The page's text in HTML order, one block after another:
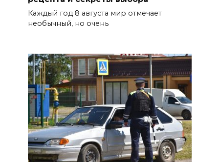
пяти районах Ростовской
области
Дабы счастье семейное
сберечь – спрячьте первое
сорванное яблоко: приметы
на 8 августа
07 августа 2026 22:04
В Железнодорожном районе
Ростова-на-Дону на сутки
Каждый год 8 августа мир отмечает
необычный, но очень